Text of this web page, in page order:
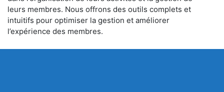
leurs membres. Nous offrons des outils complets et
intuitifs pour optimiser la gestion et améliorer
l’expérience des membres.